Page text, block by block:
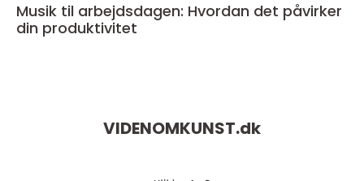
Musik til arbejdsdagen: Hvordan det påvirker
din produktivitet
VIDENOMKUNST.dk